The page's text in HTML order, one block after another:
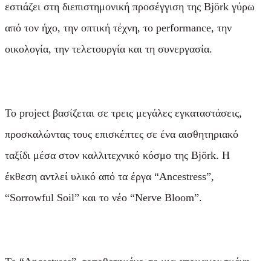
εστιάζει στη διεπιστημονική προσέγγιση της Björk γύρω
από τον ήχο, την οπτική τέχνη, τo performance, την
οικολογία, την τελετουργία και τη συνεργασία.
Το project βασίζεται σε τρεις μεγάλες εγκαταστάσεις,
προσκαλώντας τους επισκέπτες σε ένα αισθητηριακό
ταξίδι μέσα στον καλλιτεχνικό κόσμο της Björk. Η
έκθεση αντλεί υλικό από τα έργα “Ancestress”,
“Sorrowful Soil” και το νέο “Nerve Bloom”.